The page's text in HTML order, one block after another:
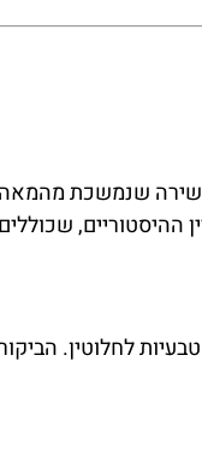
שכוללים
לחלוטין.
ברצלונה